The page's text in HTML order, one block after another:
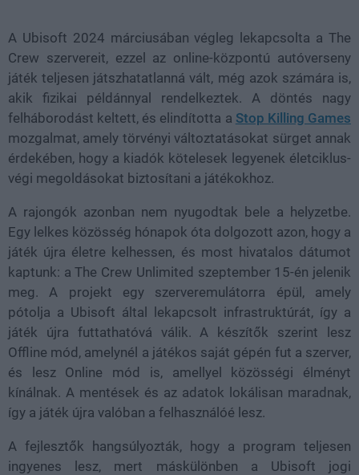
A Ubisoft 2024 márciusában végleg lekapcsolta a The
Crew szervereit, ezzel az online-központú autóverseny
játék teljesen játszhatatlanná vált, még azok számára is,
akik fizikai példánnyal rendelkeztek. A döntés nagy
felháborodást keltett, és elindította a Stop Killing Games
mozgalmat, amely törvényi változtatásokat sürget annak
érdekében, hogy a kiadók kötelesek legyenek életciklus-
végi megoldásokat biztosítani a játékokhoz.
A rajongók azonban nem nyugodtak bele a helyzetbe.
Egy lelkes közösség hónapok óta dolgozott azon, hogy a
játék újra életre kelhessen, és most hivatalos dátumot
kaptunk: a The Crew Unlimited szeptember 15-én jelenik
meg. A projekt egy szerveremulátorra épül, amely
pótolja a Ubisoft által lekapcsolt infrastruktúrát, így a
játék újra futtathatóvá válik. A készítők szerint lesz
Offline mód, amelynél a játékos saját gépén fut a szerver,
és lesz Online mód is, amellyel közösségi élményt
kínálnak. A mentések és az adatok lokálisan maradnak,
így a játék újra valóban a felhasználóé lesz.
A fejlesztők hangsúlyozták, hogy a program teljesen
ingyenes lesz, mert máskülönben a Ubisoft jogi